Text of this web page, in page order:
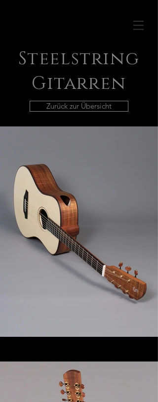
Steelstring
Gitarren
Zurück zur Übersicht